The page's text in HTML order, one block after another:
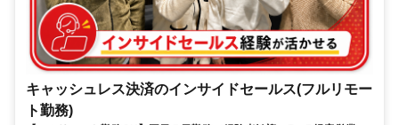
キャッシュレス決済のインサイドセールス(フルリモー
ト勤務)